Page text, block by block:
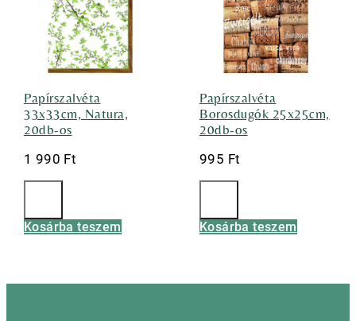
Papírszalvéta
33x33cm, Natura,
20db-os
1 990 Ft
Kosárba teszem
Papírszalvéta
Borosdugók 25x25cm,
20db-os
995 Ft
Kosárba teszem